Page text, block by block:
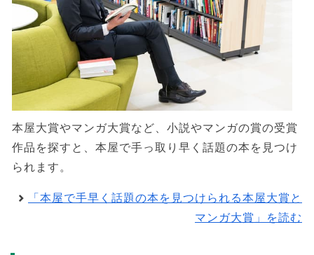
本屋大賞やマンガ大賞など、小説やマンガの賞の受賞
作品を探すと、本屋で手っ取り早く話題の本を見つけ
られます。
「本屋で手早く話題の本を見つけられる本屋大賞と
マンガ大賞」を読む